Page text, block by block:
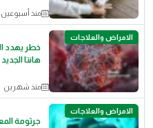
منذ أسبوعين
الامراض والعلاجات
خطر يهدد
هانتا الجديد
منذ شهرين
الامراض والعلاجات
جرثومة